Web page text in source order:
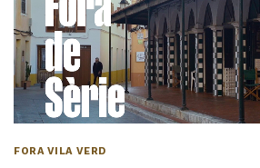
FORA VILA VERD